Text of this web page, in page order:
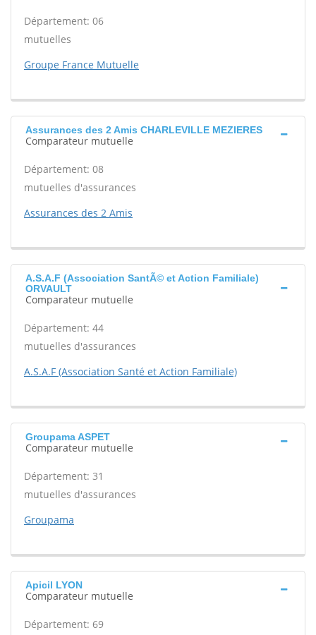
Département: 06
mutuelles
Groupe France Mutuelle
Assurances des 2 Amis CHARLEVILLE MEZIERES
Comparateur mutuelle
Département: 08
mutuelles d'assurances
Assurances des 2 Amis
A.S.A.F (Association SantÃ© et Action Familiale)
ORVAULT
Comparateur mutuelle
Département: 44
mutuelles d'assurances
A.S.A.F (Association Santé et Action Familiale)
Groupama ASPET
Comparateur mutuelle
Département: 31
mutuelles d'assurances
Groupama
Apicil LYON
Comparateur mutuelle
Département: 69